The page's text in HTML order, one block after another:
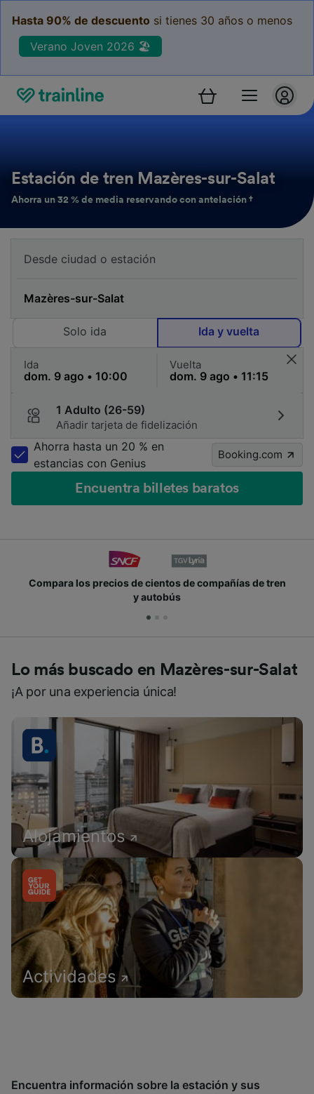
Hasta 90% de descuento si tienes 30 años o menos
Verano Joven 2026 🏖️
Estación de tren Mazères-sur-Salat
Ahorra un 32 % de media reservando con antelación †
Solo ida Ida y vuelta
Ida Vuelta
1 Adulto (26-59)
Añadir tarjeta de fidelización
Ahorra hasta un 20 % en
estancias con Genius
Booking.com
Encuentra billetes baratos
de cientos de compañías de tren
Únete a los
Lo más buscado en Mazères-sur-Salat
¡A por una experiencia única!
Alojamientos
Actividades
Encuentra información sobre la estación y sus